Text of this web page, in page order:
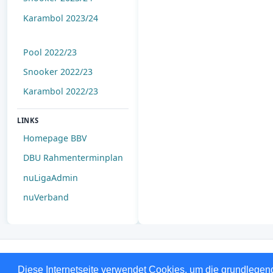
Diese Internetseite verwendet Cookies, um die
Karambol 2023/24
Pool 2022/23
Snooker 2022/23
Karambol 2022/23
LINKS
Homepage BBV
DBU Rahmenterminplan
nuLigaAdmin
nuVerband